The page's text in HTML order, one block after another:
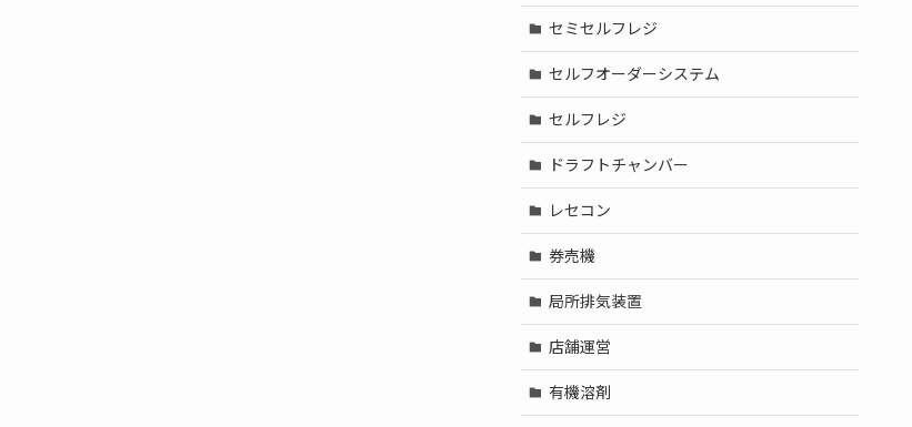
セミセルフレジ
セルフオーダーシステム
セルフレジ
ドラフトチャンバー
レセコン
券売機
局所排気装置
店舗運営
有機溶剤